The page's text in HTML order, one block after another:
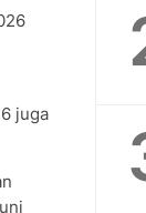
juga